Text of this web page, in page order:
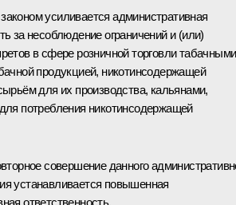
усиливается административная
за несоблюдение ограничений и (или)
в сфере розничной торговли табачными
продукцией, никотинсодержащей
для их производства, кальянами,
потребления никотинсодержащей
совершение данного
устанавливается повышенная
ответственность.